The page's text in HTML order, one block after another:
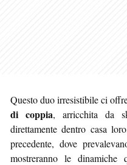
Questo duo irresistibile ci
di coppia, arricchita da
direttamente dentro casa
precedente, dove
mostreranno le dinamiche